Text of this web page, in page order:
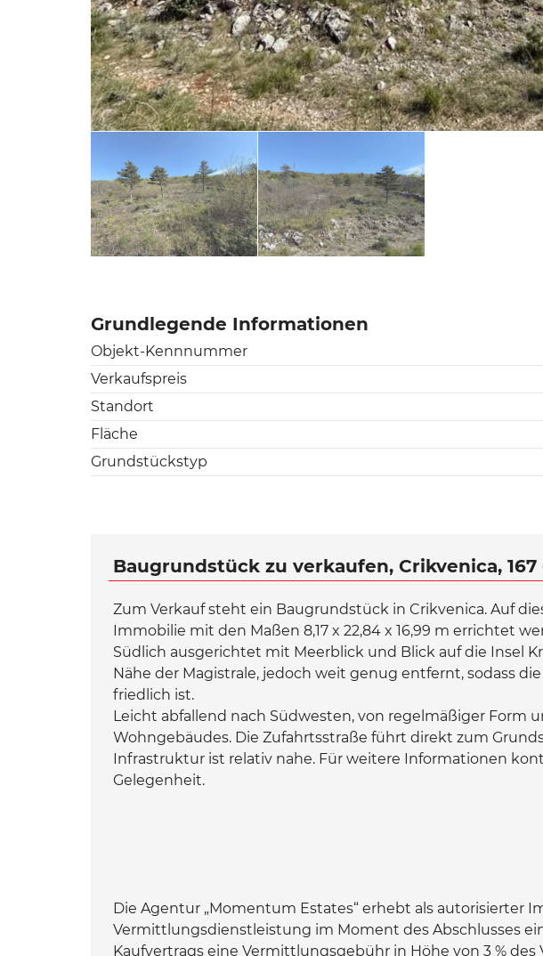
Grundlegende Informationen
Objekt-Kennnummer
Verkaufspreis
Standort
Fläche
Grundstückstyp
Baugrundstück zu verkaufen, Crikvenica,
Zum Verkauf steht ein Baugrundstück in Crikvenica. Auf
Immobilie mit den Maßen 8,17 x 22,84 x 16,99 m errichtet
Südlich ausgerichtet mit Meerblick und Blick auf die Insel
Nähe der Magistrale, jedoch weit genug entfernt, sodass
friedlich ist.
Leicht abfallend nach Südwesten, von regelmäßiger Form
Wohngebäudes. Die Zufahrtsstraße führt direkt zum
Infrastruktur ist relativ nahe. Für weitere Informationen
Gelegenheit.
Die Agentur „Momentum Estates“ erhebt als autorisierter
Vermittlungsdienstleistung im Moment des Abschlusses
Kaufvertrags eine Vermittlungsgebühr in Höhe von 3 % des